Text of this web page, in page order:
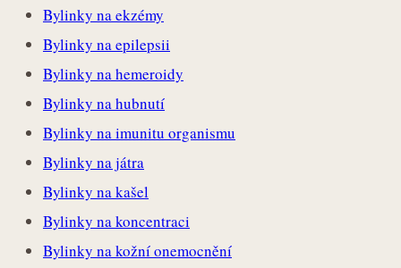
Bylinky na ekzémy
Bylinky na epilepsii
Bylinky na hemeroidy
Bylinky na hubnutí
Bylinky na imunitu organismu
Bylinky na játra
Bylinky na kašel
Bylinky na koncentraci
Bylinky na kožní onemocnění